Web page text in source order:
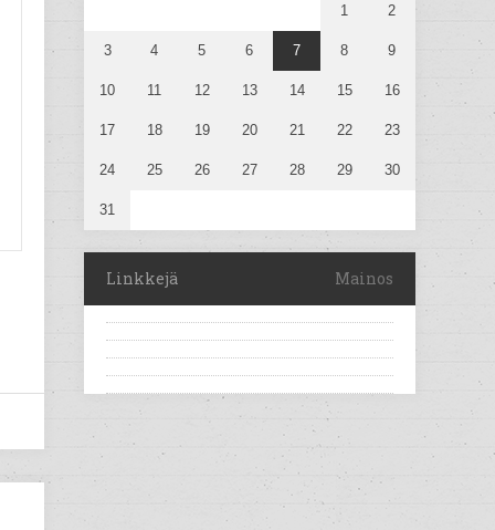
1 2
3 4 5 6 7 8 9
10 11 12 13 14 15 16
17 18 19 20 21 22 23
24 25 26 27 28 29 30
31
Linkkejä Mainos